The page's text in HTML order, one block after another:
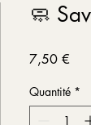
🧼
7,50 €
Quantité *